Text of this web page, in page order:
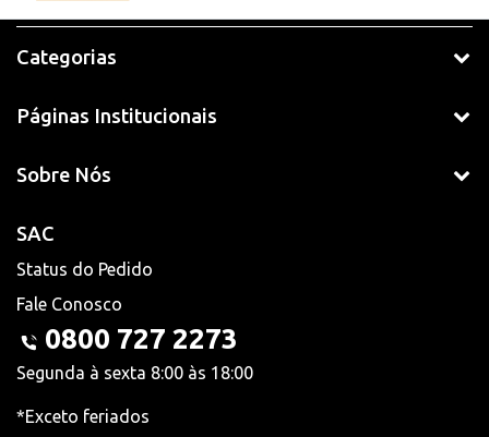
Categorias
Páginas Institucionais
Sobre Nós
SAC
Status do Pedido
Fale Conosco
0800 727 2273
Segunda à sexta 8:00 às 18:00
*Exceto feriados